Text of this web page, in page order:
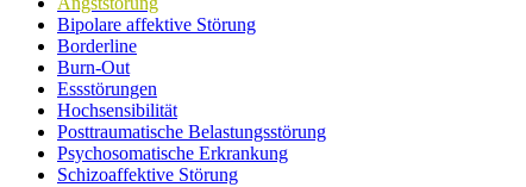
Bipolare affektive Störung
Borderline
Burn-Out
Essstörungen
Hochsensibilität
Posttraumatische Belastungsstörung
Psychosomatische Erkrankung
Schizoaffektive Störung